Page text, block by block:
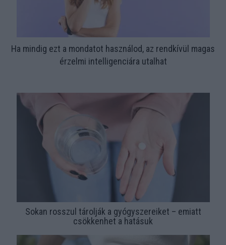
Ha mindig ezt a mondatot használod, az rendkívül magas
érzelmi intelligenciára utalhat
Sokan rosszul tárolják a gyógyszereiket – emiatt
csökkenhet a hatásuk